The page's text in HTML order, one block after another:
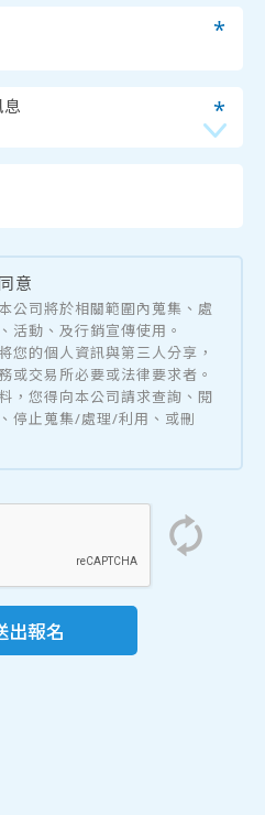
*
*
同意
公司將於相關範圍內蒐集、處
活動、及行銷宣傳使用。
您的個人資訊與第三人分享，
或交易所必要或法律要求者。
，您得向本公司請求查詢、閱
停止蒐集/處理/利用、或刪
出報名